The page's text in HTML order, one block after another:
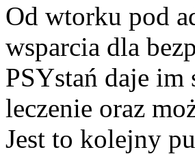
Od wtorku pod
wsparcia dla
PSYstań daje im
leczenie oraz
Jest to kolejny